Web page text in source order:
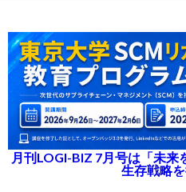
月刊LOGI-BIZ 7月号は「未来
生存戦略